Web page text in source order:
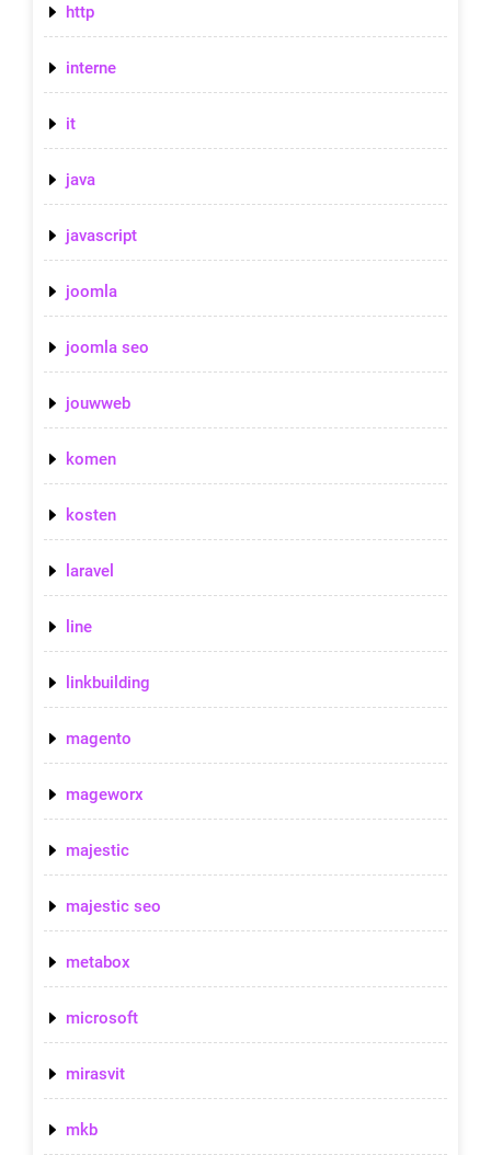
http
interne
it
java
javascript
joomla
joomla seo
jouwweb
komen
kosten
laravel
line
linkbuilding
magento
mageworx
majestic
majestic seo
metabox
microsoft
mirasvit
mkb